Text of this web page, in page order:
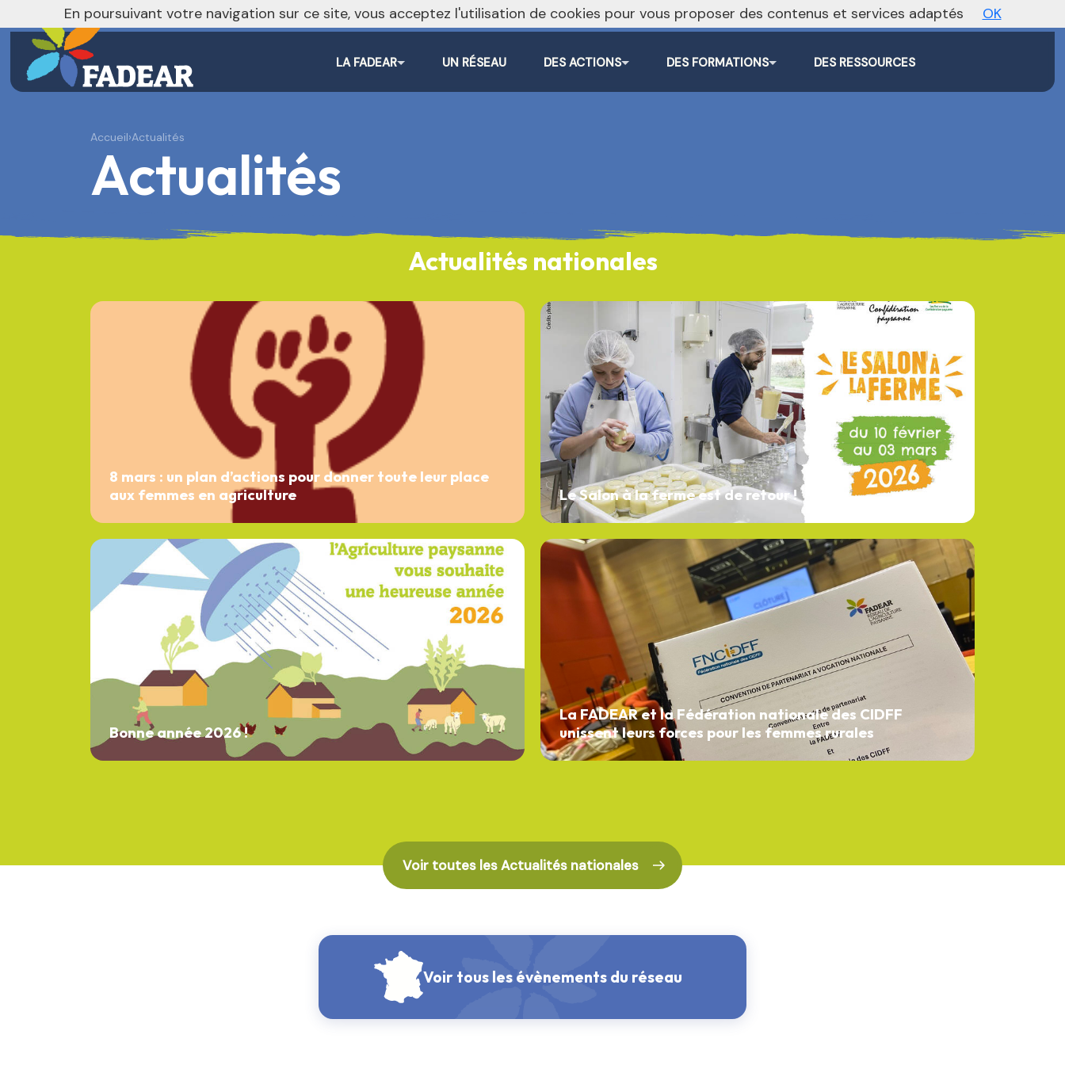
AgendaAnnoncesActualités
LA FADEAR UN RÉSEAU DES ACTIONS DES FORMATIONS DES RESSOURCES
nivo_2026: 1
Accueil›Actualités
Actualités
Actualités nationales
8 mars : un plan d’actions pour donner toute leur place
aux femmes en agriculture
Le Salon à la ferme est de retour !
Bonne année 2026 !
La FADEAR et la Fédération nationale des CIDFF
unissent leurs forces pour les femmes rurales
Voir toutes les Actualités nationales
Voir tous les évènements du réseau
En poursuivant votre navigation sur ce site, vous acceptez l'utilisation de cookies pour vous proposer des contenus et services adaptés OK